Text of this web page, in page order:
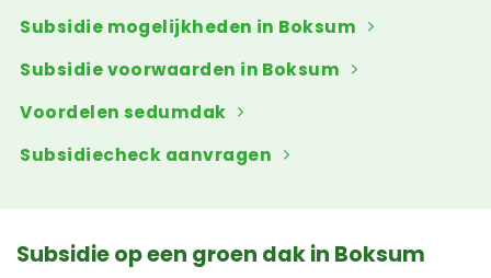
Subsidie mogelijkheden in Boksum
Subsidie voorwaarden in Boksum
Voordelen sedumdak
Subsidiecheck aanvragen
Subsidie op een groen dak in Boksum